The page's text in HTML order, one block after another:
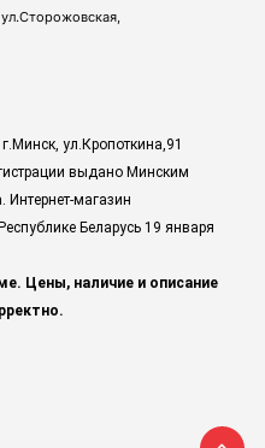
ул.Кропоткина,91
выдано Минским
Интернет-магазин
Беларусь 19 января
Цены, наличие и описание